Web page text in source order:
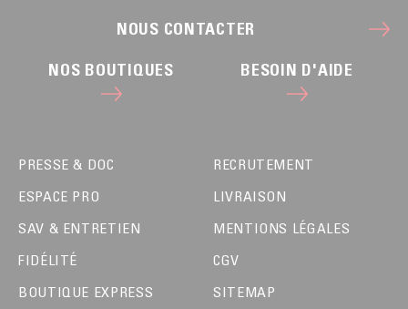
NOUS CONTACTER
NOS BOUTIQUES BESOIN D'AIDE
PRESSE & DOC
ESPACE PRO
SAV & ENTRETIEN
FIDÉLITÉ
BOUTIQUE EXPRESS
RECRUTEMENT
LIVRAISON
MENTIONS LÉGALES
CGV
SITEMAP